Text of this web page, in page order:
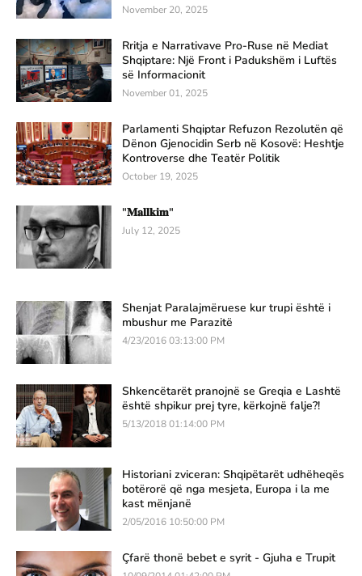
November 20, 2025
Rritja e Narrativave Pro-Ruse në Mediat
Shqiptare: Një Front i Padukshëm i Luftës
së Informacionit
November 01, 2025
Parlamenti Shqiptar Refuzon Rezolutën që
Dënon Gjenocidin Serb në Kosovë: Heshtje
Kontroverse dhe Teatër Politik
October 19, 2025
"𝐌𝐚𝐥𝐥𝐤𝐢𝐦"
July 12, 2025
Shenjat Paralajmëruese kur trupi është i
mbushur me Parazitë
4/23/2016 03:13:00 PM
Shkencëtarët pranojnë se Greqia e Lashtë
është shpikur prej tyre, kërkojnë falje?!
5/13/2018 01:14:00 PM
Historiani zviceran: Shqipëtarët udhëheqës
botërorë që nga mesjeta, Europa i la me
kast mënjanë
2/05/2016 10:50:00 PM
Çfarë thonë bebet e syrit - Gjuha e Trupit